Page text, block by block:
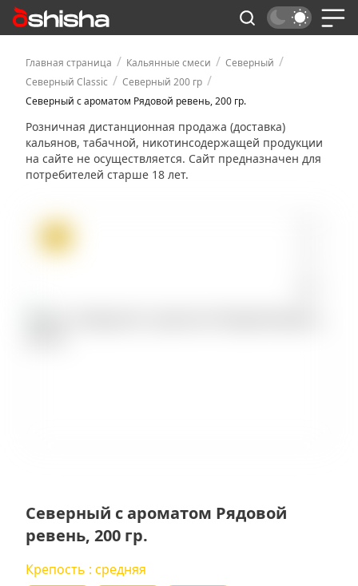
Главная страница / Кальянные смеси / Северный /
Северный Classic / Северный 200 гр /
Северный с ароматом Рядовой ревень, 200 гр.
Розничная дистанционная продажа (доставка)
кальянов, табачной, никотинсодержащей продукции
на сайте не осуществляется. Сайт предназначен для
потребителей старше 18 лет.
Северный с ароматом Рядовой
ревень, 200 гр.
Крепость : средняя